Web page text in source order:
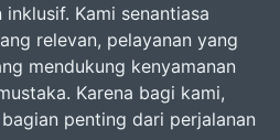
Kami senantiasa
relevan, pelayanan yang
mendukung kenyamanan
Karena bagi kami,
penting dari perjalanan